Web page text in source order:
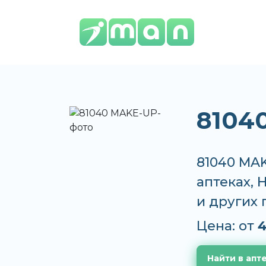
81040
аптеках,
и других
Цена: от
Найти в